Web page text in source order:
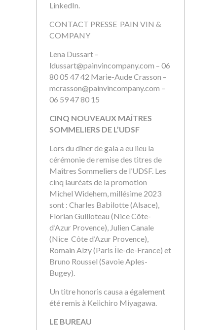
LinkedIn.
CONTACT PRESSE PAIN VIN &
COMPANY
Lena Dussart –
ldussart@painvincompany.com – 06
80 05 47 42 Marie-Aude Crasson –
mcrasson@painvincompany.com –
06 59 47 80 15
CINQ NOUVEAUX MAÎTRES
SOMMELIERS DE L’UDSF
Lors du dîner de gala a eu lieu la
cérémonie de remise des titres de
Maîtres Sommeliers de l’UDSF. Les
cinq lauréats de la promotion
Michel Widehem, millésime 2023
sont : Charles Babilotte (Alsace),
Florian Guilloteau (Nice Côte-
d’Azur Provence), Julien Canale
(Nice Côte d’Azur Provence),
Romain Alzy (Paris Île-de-France) et
Bruno Roussel (Savoie Aples-
Bugey).
Un titre honoris causa a également
été remis à Keiichiro Miyagawa.
LE BUREAU